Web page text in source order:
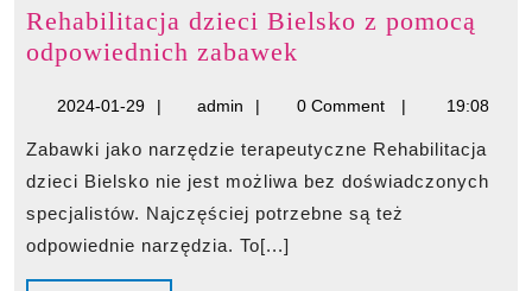
Rehabilitacja dzieci Bielsko z pomocą
odpowiednich zabawek
Bielsko
z
pomocą
odpowiednich
2024-01-292024-
29
admin admin 0 Comment 19:08
Zabawki jako narzędzie terapeutyczne Rehabilitacja
dzieci Bielsko nie jest możliwa bez doświadczonych
specjalistów. Najczęściej potrzebne są też
odpowiednie narzędzia. To[...]